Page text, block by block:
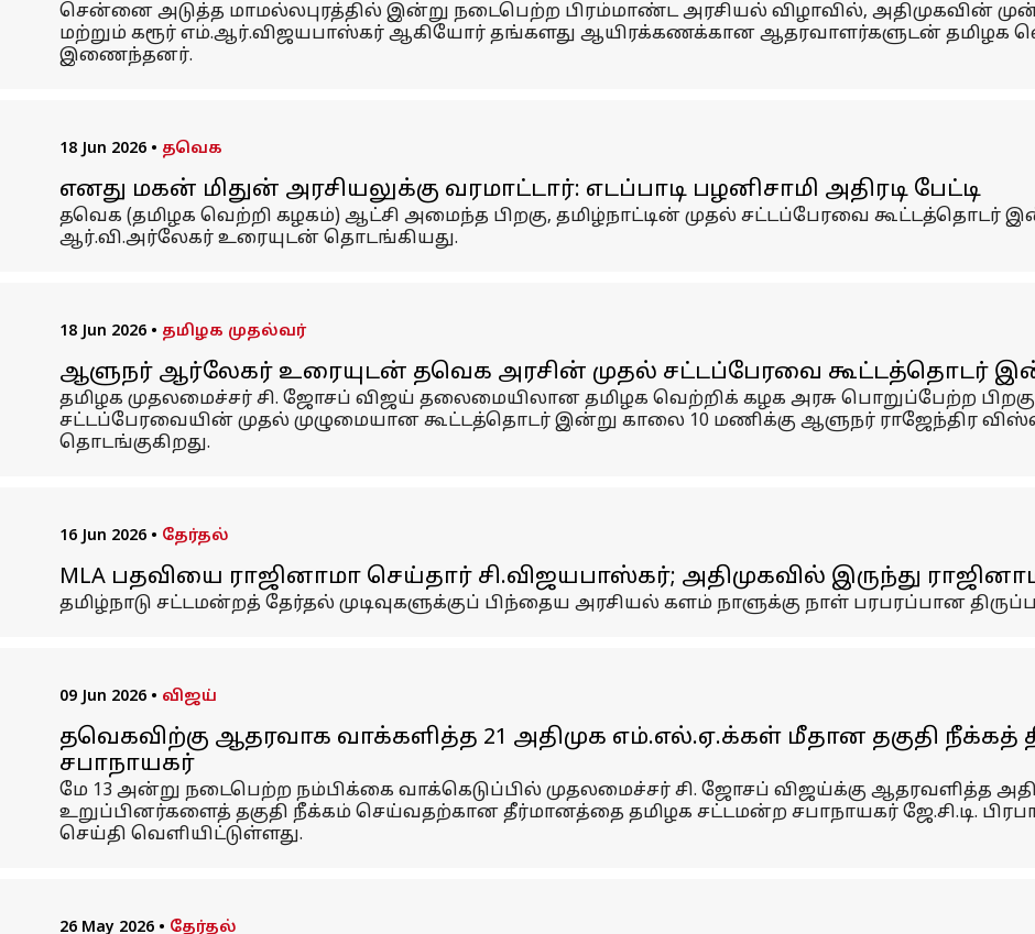
சென்னை அடுத்த மாமல்லபுரத்தில் இன்று நடைபெற்ற பிரம்மாண்ட அரசியல் விழாவில், அதிமுகவின்
மற்றும் கரூர் எம்.ஆர்.விஜயபாஸ்கர் ஆகியோர் தங்களது ஆயிரக்கணக்கான ஆதரவாளர்களுடன் தமிழக
இணைந்தனர்.
18 Jun 2026 • தவெக
எனது மகன் மிதுன் அரசியலுக்கு வரமாட்டார்: எடப்பாடி பழனிசாமி அதிரடி பேட்டி
தவெக (தமிழக வெற்றி கழகம்) ஆட்சி அமைந்த பிறகு, தமிழ்நாட்டின் முதல் சட்டப்பேரவை கூட்டத்தொடர்
ஆர்.வி.அர்லேகர் உரையுடன் தொடங்கியது.
18 Jun 2026 • தமிழக முதல்வர்
ஆளுநர் ஆர்லேகர் உரையுடன் தவெக அரசின் முதல் சட்டப்பேரவை கூட்டத்தொடர்
தமிழக முதலமைச்சர் சி. ஜோசப் விஜய் தலைமையிலான தமிழக வெற்றிக் கழக அரசு பொறுப்பேற்ற
சட்டப்பேரவையின் முதல் முழுமையான கூட்டத்தொடர் இன்று காலை 10 மணிக்கு ஆளுநர் ராஜேந்திர
தொடங்குகிறது.
16 Jun 2026 • தேர்தல்
MLA பதவியை ராஜினாமா செய்தார் சி.விஜயபாஸ்கர்; அதிமுகவில் இருந்து
தமிழ்நாடு சட்டமன்றத் தேர்தல் முடிவுகளுக்குப் பிந்தைய அரசியல் களம் நாளுக்கு நாள் பரபரப்பான
09 Jun 2026 • விஜய்
தவெகவிற்கு ஆதரவாக வாக்களித்த 21 அதிமுக எம்.எல்.ஏ.க்கள் மீதான தகுதி நீக்கத்
சபாநாயகர்
மே 13 அன்று நடைபெற்ற நம்பிக்கை வாக்கெடுப்பில் முதலமைச்சர் சி. ஜோசப் விஜய்க்கு ஆதரவளித்த
உறுப்பினர்களைத் தகுதி நீக்கம் செய்வதற்கான தீர்மானத்தை தமிழக சட்டமன்ற சபாநாயகர் ஜே.சி.டி.
செய்தி வெளியிட்டுள்ளது.
26 May 2026 • தேர்தல்